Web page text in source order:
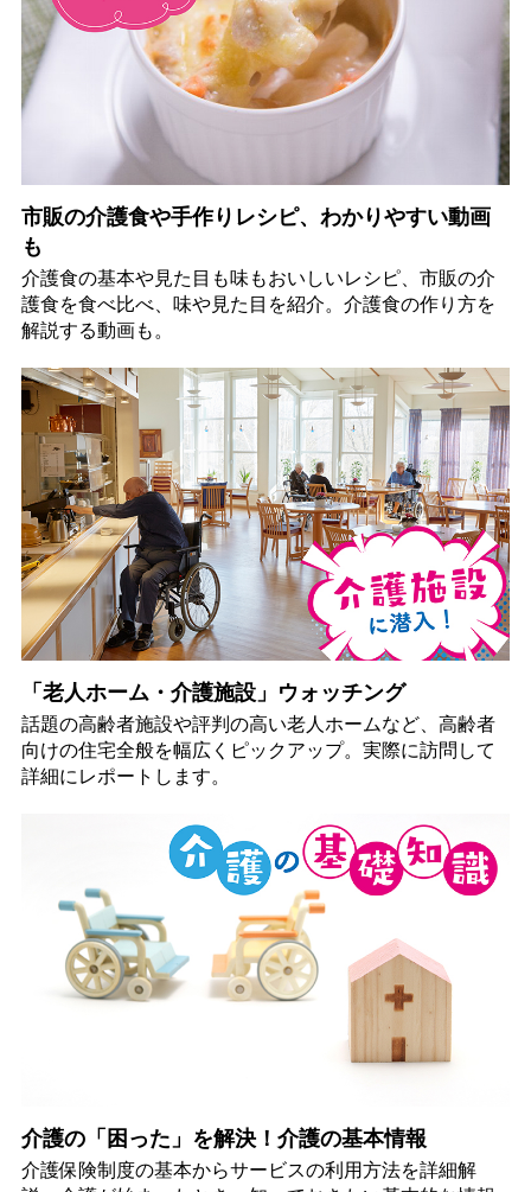
市販の介護食や手作りレシピ、わかりやすい動画
も
介護食の基本や見た目も味もおいしいレシピ、市販の介
護食を食べ比べ、味や見た目を紹介。介護食の作り方を
解説する動画も。
「老人ホーム・介護施設」ウォッチング
話題の高齢者施設や評判の高い老人ホームなど、高齢者
向けの住宅全般を幅広くピックアップ。実際に訪問して
詳細にレポートします。
介護の「困った」を解決！介護の基本情報
介護保険制度の基本からサービスの利用方法を詳細解